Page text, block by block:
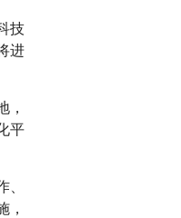
技
进
，
平
，